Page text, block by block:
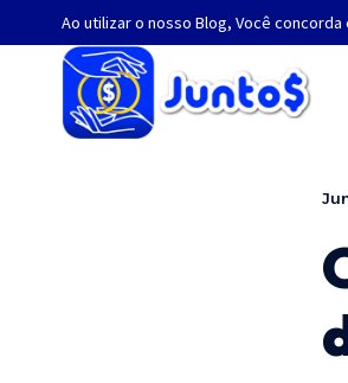
Ao utilizar o nosso Blog, Você concorda